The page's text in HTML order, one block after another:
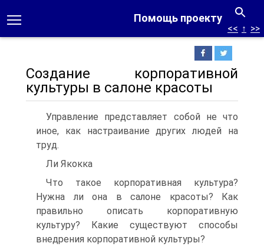
Помощь проекту
<< ↑ >>
Создание корпоративной
культуры в салоне красоты
Управление представляет собой не что
иное, как настраивание других людей на
труд.
Ли Якокка
Что такое корпоративная культура?
Нужна ли она в салоне красоты? Как
правильно описать корпоративную
культуру? Какие существуют способы
внедрения корпоративной культуры?